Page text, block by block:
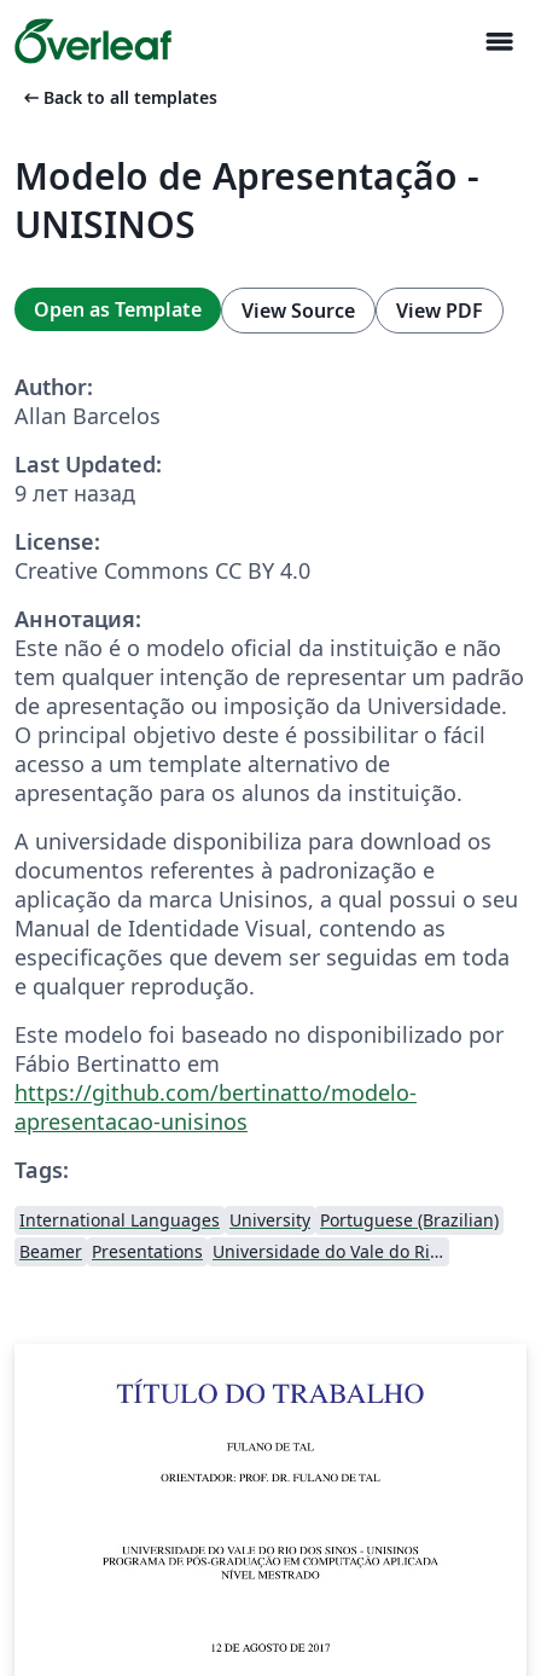
menu
arrow_left_alt Back to all templates
Modelo de Apresentação -
UNISINOS
Open as Template View Source View PDF
Author:
Allan Barcelos
Last Updated:
9 лет назад
License:
Creative Commons CC BY 4.0
Аннотация:
Este não é o modelo oficial da instituição e não
tem qualquer intenção de representar um padrão
de apresentação ou imposição da Universidade.
O principal objetivo deste é possibilitar o fácil
acesso a um template alternativo de
apresentação para os alunos da instituição.
A universidade disponibiliza para download os
documentos referentes à padronização e
aplicação da marca Unisinos, a qual possui o seu
Manual de Identidade Visual, contendo as
especificações que devem ser seguidas em toda
e qualquer reprodução.
Este modelo foi baseado no disponibilizado por
Fábio Bertinatto em
https://github.com/bertinatto/modelo-
apresentacao-unisinos
Tags:
International Languages University Portuguese (Brazilian)
Beamer Presentations Universidade do Vale do Rio dos Sinos